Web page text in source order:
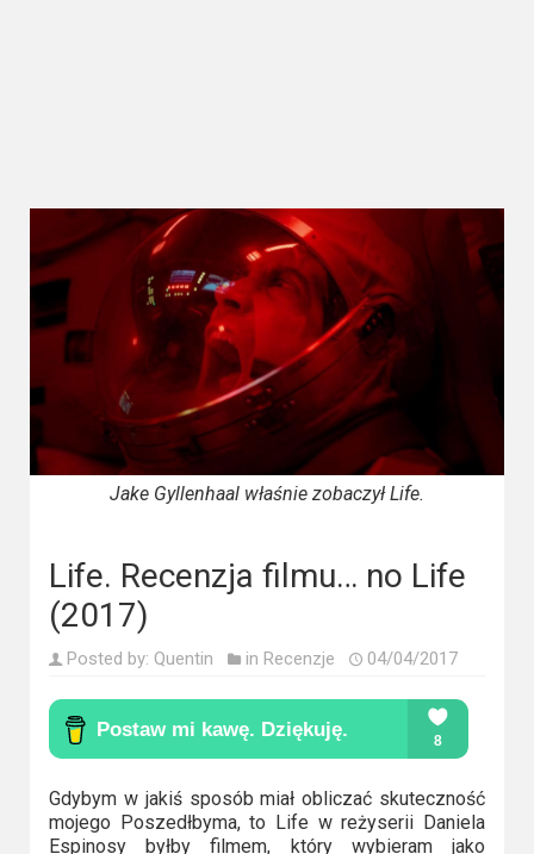
Filmy
dokumentalne
Horrory
Kino
azjatyckie
Kino
europejskie
polskie
Komedie
Korea
Południowa
Filmy
oparte
na
Jake Gyllenhaal właśnie zobaczył Life.
Life. Recenzja filmu… no Life
(2017)
Posted by: Quentin in Recenzje 04/04/2017
Gdybym w jakiś sposób miał obliczać skuteczność
mojego Poszedłbyma, to Life w reżyserii Daniela
Espinosy byłby filmem, który wybieram jako